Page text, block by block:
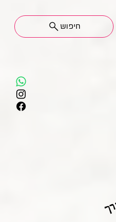
חיפוש